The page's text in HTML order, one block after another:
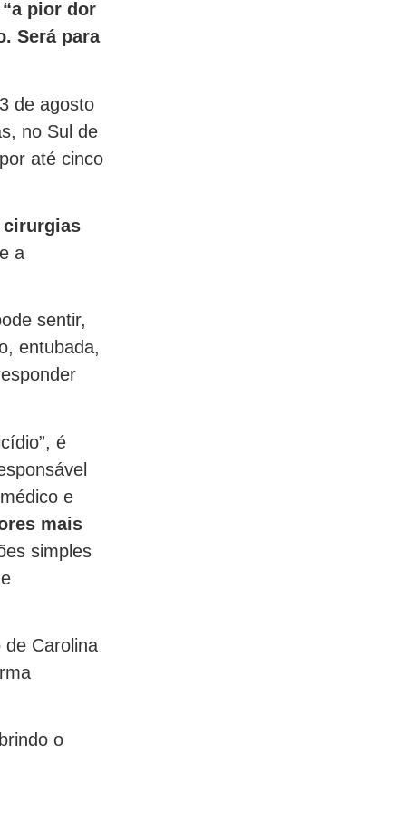
“a pior dor
Será para
de agosto
no Sul de
até cinco
cirurgias
a
sentir,
entubada,
é
e
mais
simples
Carolina
o